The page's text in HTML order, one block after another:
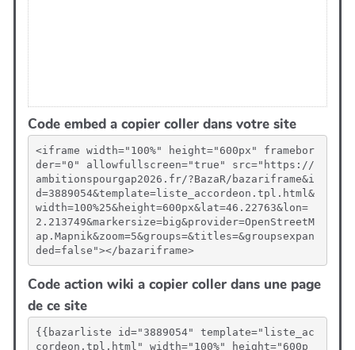
Code embed a copier coller dans votre site
<iframe width="100%" height="600px" framebor
der="0" allowfullscreen="true" src="https://
ambitionspourgap2026.fr/?BazaR/bazariframe&i
d=3889054&template=liste_accordeon.tpl.html&
width=100%25&height=600px&lat=46.22763&lon=
2.213749&markersize=big&provider=OpenStreetM
ap.Mapnik&zoom=5&groups=&titles=&groupsexpan
ded=false"></bazariframe>
Code action wiki a copier coller dans une page
de ce site
{{bazarliste id="3889054" template="liste_ac
cordeon.tpl.html" width="100%" height="600p